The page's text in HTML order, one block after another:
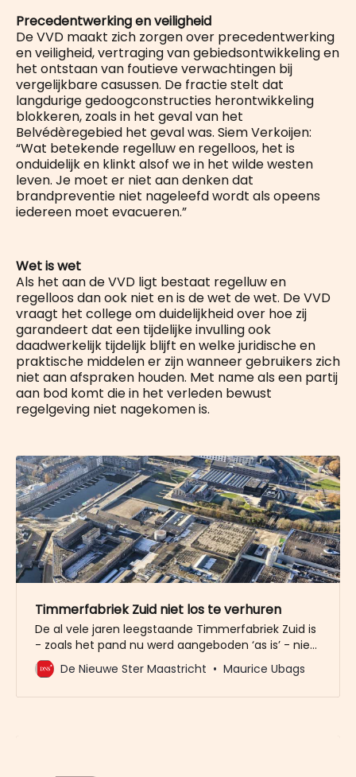
Precedentwerking en veiligheid
De VVD maakt zich zorgen over precedentwerking
en veiligheid, vertraging van gebiedsontwikkeling en
het ontstaan van foutieve verwachtingen bij
vergelijkbare casussen. De fractie stelt dat
langdurige gedoogconstructies herontwikkeling
blokkeren, zoals in het geval van het
Belvédèregebied het geval was. Siem Verkoijen:
“Wat betekende regelluw en regelloos, het is
onduidelijk en klinkt alsof we in het wilde westen
leven. Je moet er niet aan denken dat
brandpreventie niet nageleefd wordt als opeens
iedereen moet evacueren.”
Wet is wet
Als het aan de VVD ligt bestaat regelluw en
regelloos dan ook niet en is de wet de wet. De VVD
vraagt het college om duidelijkheid over hoe zij
garandeert dat een tijdelijke invulling ook
daadwerkelijk tijdelijk blijft en welke juridische en
praktische middelen er zijn wanneer gebruikers zich
niet aan afspraken houden. Met name als een partij
aan bod komt die in het verleden bewust
regelgeving niet nagekomen is.
Timmerfabriek Zuid niet los te verhuren
De al vele jaren leegstaande Timmerfabriek Zuid is
- zoals het pand nu werd aangeboden ‘as is’ - niet
los te verhuren als niet eerst een geschatte
investering van vijf miljoen euro wordt gedaan. Die
De Nieuwe Ster Maastricht Maurice Ubags